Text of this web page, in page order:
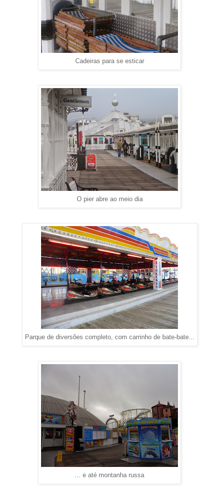
Cadeiras para se esticar
O pier abre ao meio dia
Parque de diversões completo, com carrinho de bate-bate...
... e até montanha russa